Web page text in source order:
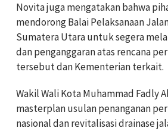
Novita juga mengatakan bahwa
mendorong Balai Pelaksanaan
Sumatera Utara untuk segera
dan penganggaran atas rencana
tersebut dan Kementerian terkait.
Wakil Wali Kota Muhammad Fadly
masterplan usulan penanganan
nasional dan revitalisasi drainase